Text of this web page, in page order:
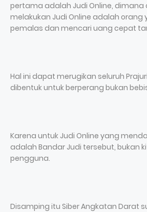
pertama adalah Judi Online, dimana
melakukan Judi Online adalah orang
pemalas dan mencari uang cepat
Hal ini dapat merugikan seluruh
dibentuk untuk berperang bukan
Karena untuk Judi Online yang
adalah Bandar Judi tersebut, bukan
pengguna.
Disamping itu Siber Angkatan Darat